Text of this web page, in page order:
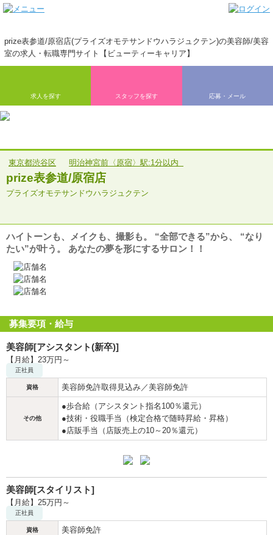
prize表参道/原宿店(プライズオモテサンドウハラジュクテン)の美容師/美容
室の求人・転職専門サイト【ビューティーキャリア】
求人を探す スタッフを探す 応募・メール
東京都渋谷区 明治神宮前〈原宿〉駅:1分以内
prize表参道/原宿店
プライズオモテサンドウハラジュクテン
ハイトーンも、メイクも、撮影も。 “全部できる”から、 “なり
たい”が叶う。 あなたの夢を形にするサロン！！
募集要項・給与
美容師[アシスタント(新卒)]
【月給】23万円～
正社員
資格 美容師免許取得見込み／美容師免許
その他
●歩合給（アシスタント指名100％還元）
●技術・役職手当（検定合格で随時昇給・昇格）
●店販手当（店販売上の10～20％還元）
美容師[スタイリスト]
【月給】25万円～
正社員
資格 美容師免許